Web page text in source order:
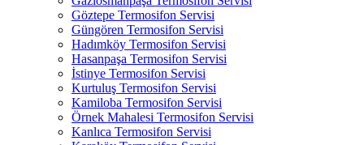
Göztepe Termosifon Servisi
Güngören Termosifon Servisi
Hadımköy Termosifon Servisi
Hasanpaşa Termosifon Servisi
İstinye Termosifon Servisi
Kurtuluş Termosifon Servisi
Kamiloba Termosifon Servisi
Örnek Mahalesi Termosifon Servisi
Kanlıca Termosifon Servisi